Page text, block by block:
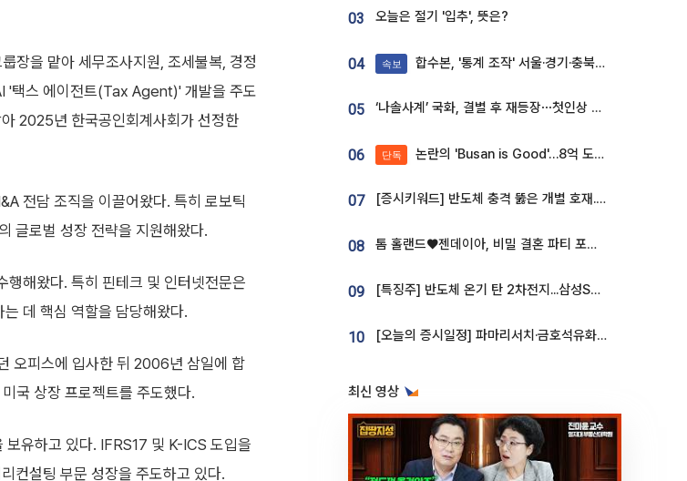
장을 맡아 세무조사지원, 조세불복, 경정
'택스 에이전트(Tax Agent)' 개발을 주도
2025년 한국공인회계사회가 선정한
전담 조직을 이끌어왔다. 특히 로보틱
글로벌 성장 전략을 지원해왔다.
해왔다. 특히 핀테크 및 인터넷전문은
데 핵심 역할을 담당해왔다.
오피스에 입사한 뒤 2006년 삼일에 합
국 상장 프로젝트를 주도했다.
유하고 있다. IFRS17 및 K-ICS 도입을
컨설팅 부문 성장을 주도하고 있다.
03 오늘은 절기 '입추', 뜻은?
04 속보 합수본, '통계 조작' 서울·경기·충북 선관위 등 추가 압수수색
05 ‘나솔사계’ 국화, 결별 후 재등장⋯첫인상 투표 휩쓸고 ‘인기녀’ 등극
06 단독 논란의 'Busan is Good'…8억 도시브랜드, 용산 대통령실 CI 업체가 수행
07 [증시키워드] 반도체 충격 뚫은 개별 호재...포스코퓨처엠·에코프로·한화솔루션 '눈길'
08 톰 홀랜드♥젠데이아, 비밀 결혼 파티 포착⋯호텔 대관비만 9억
09 [특징주] 반도체 온기 탄 2차전지...삼성SDI, 장 초반 7% 넘게 껑충
10 [오늘의 증시일정] 파마리서치·금호석유화학·코오롱인더·상상인증권 등
최신 영상